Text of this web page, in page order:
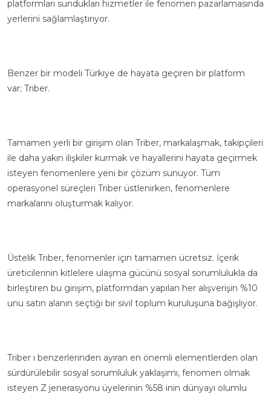
platformları sundukları hizmetler ile fenomen pazarlamasında
yerlerini sağlamlaştırıyor.
Benzer bir modeli Türkiye de hayata geçiren bir platform
var; Triber.
Tamamen yerli bir girişim olan Triber, markalaşmak, takipçileri
ile daha yakın ilişkiler kurmak ve hayallerini hayata geçirmek
isteyen fenomenlere yeni bir çözüm sunuyor. Tüm
operasyonel süreçleri Triber üstlenirken, fenomenlere
markalarını oluşturmak kalıyor.
Üstelik Triber, fenomenler için tamamen ücretsiz. İçerik
üreticilerinin kitlelere ulaşma gücünü sosyal sorumlulukla da
birleştiren bu girişim, platformdan yapılan her alışverişin %10
unu satın alanın seçtiği bir sivil toplum kuruluşuna bağışlıyor.
Triber ı benzerlerinden ayıran en önemli elementlerden olan
sürdürülebilir sosyal sorumluluk yaklaşımı, fenomen olmak
isteyen Z jenerasyonu üyelerinin %58 inin dünyayı olumlu